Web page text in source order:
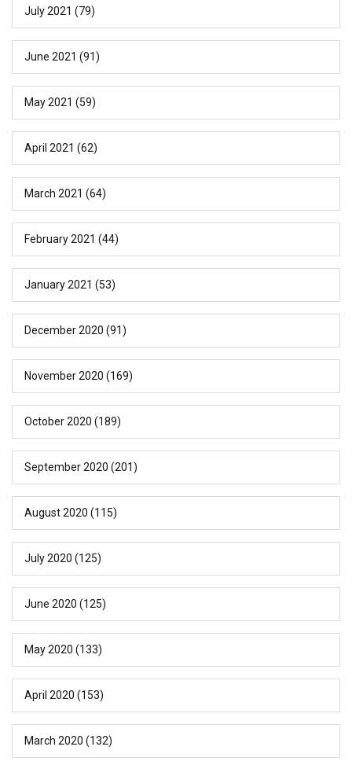
July 2021 (79)
June 2021 (91)
May 2021 (59)
April 2021 (62)
March 2021 (64)
February 2021 (44)
January 2021 (53)
December 2020 (91)
November 2020 (169)
October 2020 (189)
September 2020 (201)
August 2020 (115)
July 2020 (125)
June 2020 (125)
May 2020 (133)
April 2020 (153)
March 2020 (132)